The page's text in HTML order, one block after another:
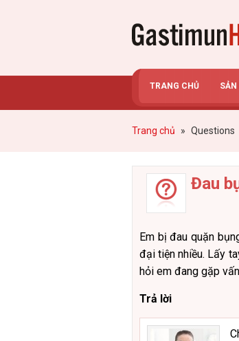
TRANG CHỦ SẢN
Trang chủ » Questions
Đau
Em bị đau quặn
đại tiện nhiều. Lấy
hỏi em đang gặp
Trả lời